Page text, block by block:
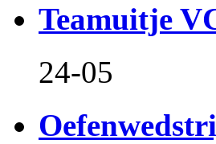
Teamuitje
24-05